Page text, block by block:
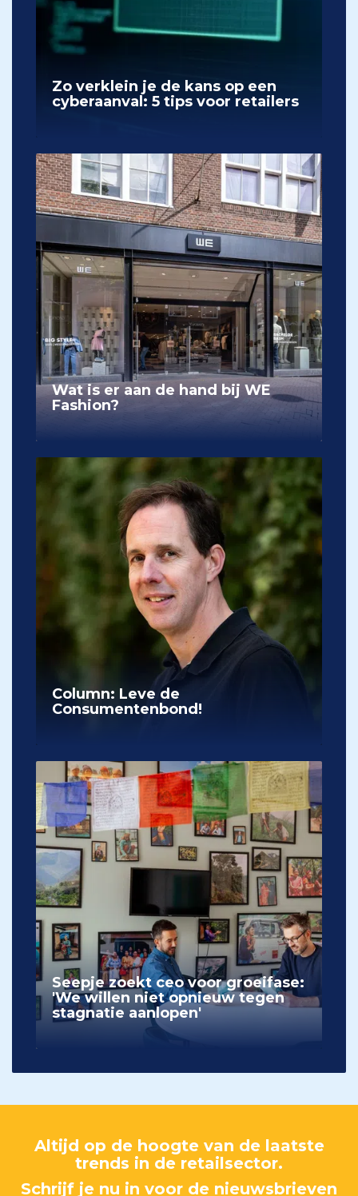
Zo verklein je de kans op een
cyberaanval: 5 tips voor retailers
Wat is er aan de hand bij WE
Fashion?
Column: Leve de
Consumentenbond!
Seepje zoekt ceo voor groeifase:
'We willen niet opnieuw tegen
stagnatie aanlopen'
Altijd op de hoogte van de laatste
trends in de retailsector.
Schrijf je nu in voor de nieuwsbrieven